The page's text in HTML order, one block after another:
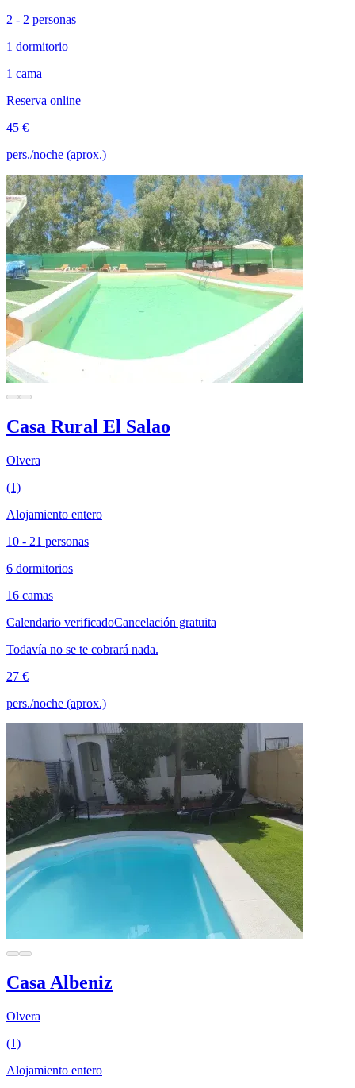
2 - 2 personas
1 dormitorio
1 cama
Reserva online
45 €
pers./noche (aprox.)
Casa Rural El Salao
Olvera
(1)
Alojamiento entero
10 - 21 personas
6 dormitorios
16 camas
Calendario verificadoCancelación gratuita
Todavía no se te cobrará nada.
27 €
pers./noche (aprox.)
Casa Albeniz
Olvera
(1)
Alojamiento entero